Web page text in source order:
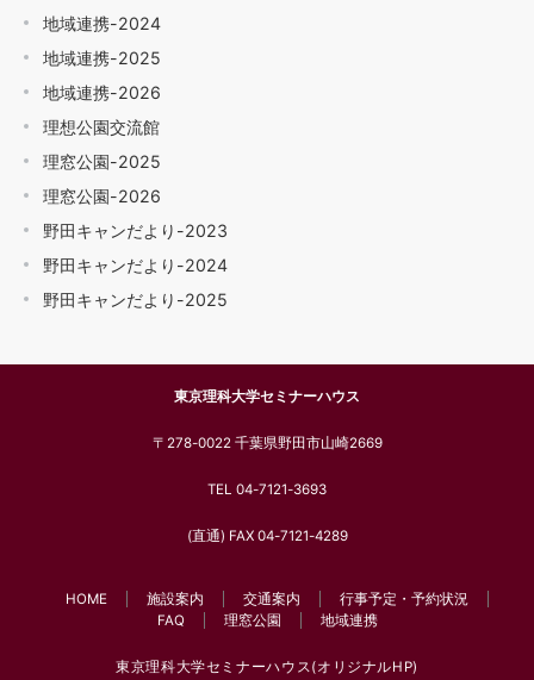
地域連携-2024
地域連携-2025
地域連携-2026
理想公園交流館
理窓公園-2025
理窓公園-2026
野田キャンだより-2023
野田キャンだより-2024
野田キャンだより-2025
東京理科大学セミナーハウス
〒278-0022 千葉県野田市山崎2669
TEL 04-7121-3693
(直通) FAX 04-7121-4289
HOME 施設案内 交通案内
行事予定・予約状況
FAQ
理窓公園 地域連携
東京理科大学セミナーハウス(オリジナルHP)